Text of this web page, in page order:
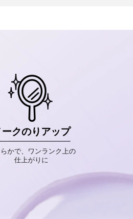
ークのりアップ
かで、ワンランク上の
仕上がりに